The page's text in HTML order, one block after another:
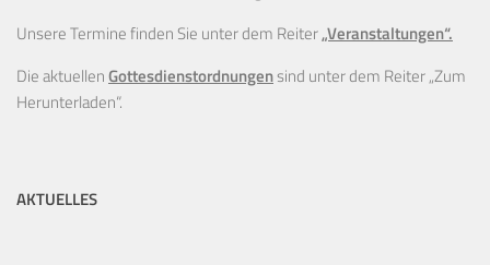
Unsere Termine finden Sie unter dem Reiter„Veranstaltungen“.
Die aktuellenGottesdienstordnungensind unter dem Reiter „Zum
Herunterladen“.
AKTUELLES